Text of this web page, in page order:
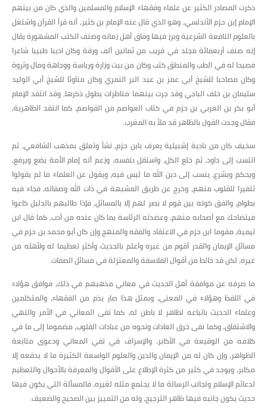
ذكرت المصادر الكثير عن علماء وفقهاء الإسلام والمسلمين والذي كان من بينهم
الإمام إبن حزم الأندلسي، وهو الذي قال عنه الإمام بن كثير، أنه قرأ القرآن واشتغل
بالعلوم النافعة الشرعية وبرز فيها وفاق أهل زمانه وصنف الكتب المشهورة يقال
إنه صنف أربعمائة مجلد في قريب من ثمانين ألف ورقة وكان اديبا طبيبا شاعرا
فصيحا له في الطب والمنطق كتب وكان من بيت وزارة ورياسة ووجاهة ومال وثروة
وكان مصاحبا للشيخ أبي عمر بن عبد البر النمري وكان مناوئا للشيخ أبي الوليد
سليمان بن خلف الباجي وقد جرت بينهما مناظرات يطول ذكرها، وقد انتقد الإمام
أبو بكر بن العربي بن حزم في كتاب العواصم من القواصم، كما انتقد الظاهرية،
فقال وجدت القول بالظاهر قد ملأ به المغرب.
سخيف كان من بادية إشبيلية يعرف بابن حزم، نشأ وتعلق بمذهب الشافعي، ثم
انتسب إلى داود، ثم خلع الكل، واستقل بنفسه، وزعم أنه إمام الأمة يضع ويرفع،
ويحكم ويشرع، ينسب إلى دين الله ما ليس فيه، ويقول عن العلماء ما لم يقولوا
تنفيرا للقلوب منهم، وخرج عن طريق المشبهة في ذات الله وصفاته، فجاء فيه
بطوام، واتفق كونه بين قوم لا بصر لهم إلا بالمسائل، فإذا طالبهم بالدليل كاعوا
فيتضاحك مع أصحابه منهم, وعضدته الرئاسة بما كان عنده من أدب، كما قال ابن
تيمية، مقوما ابن حزم في الاعتقاد والفقه والمنهج وإن كان أبو محمد بن حزم في
مسائل الإيمان والقدر أقوم من غيره وأعلم بالحديث وأكثر تعظيما له ولأهله من
غيره، لكن قد خالط من أقوال الفلاسفة والمعتزلة في مسائل الصفات.
ما صرفه عن موافقة أهل الحديث في معاني مذهبهم في ذلك، فوافق هؤلاء
في اللفظ وهؤلاء في المعنى، وبمثل هذا صار يذم من الفقهاء، والمتكلمين
وعلماء الحديث باتباعه لظاهر لا باطن له، كما نفى المعاني في الأمر والنهي
والاشتقاق، وكما نفى خرق العادات ونحوه من عبادات القلوب، مضموما إلى ما في
كلامه من الوقيعة في الأكابر، والإسراف في نفي المعاني ودعوى متابعة
الظواهر، وإن كان له من الإيمان والدين والعلوم الواسعة الكثيرة ما لا يدفعه إلا
مكابر، ويوجد في كثير من كثرة الإطلاع على الأقوال والمعرفة بالأحوال والتعظيم
لدعائم الإسلام ولجانب الرسالة ما لا يجتمع مثله لغيره، فالمسألة التي يكون فيها
حديث يكون جانبه فيها ظاهر الترجيح، وله من التمييز بين الصحيح والضعيف.